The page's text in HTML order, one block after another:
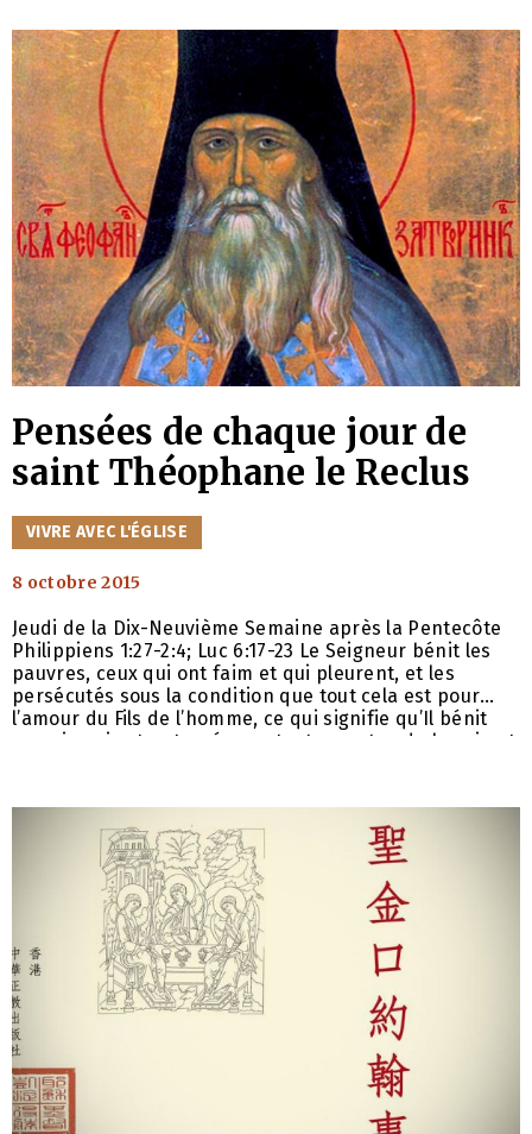
prêtre (1941). VIE DE SAINTE EUPHROSYNE
D’ALEXANDRIE Sainte Euphrosyne vécut à Alexandrie
sous le règne de
Pensées de chaque jour de
saint Théophane le Reclus
CATÉGORIES
VIVRE AVEC L'ÉGLISE
8 octobre 2015
Jeudi de la Dix-Neuvième Semaine après la Pentecôte
Philippiens 1:27-2:4; Luc 6:17-23 Le Seigneur bénit les
pauvres, ceux qui ont faim et qui pleurent, et les
persécutés sous la condition que tout cela est pour
l’amour du Fils de l’homme, ce qui signifie qu’Il bénit
une vie qui est entourée par toutes sortes de besoin et